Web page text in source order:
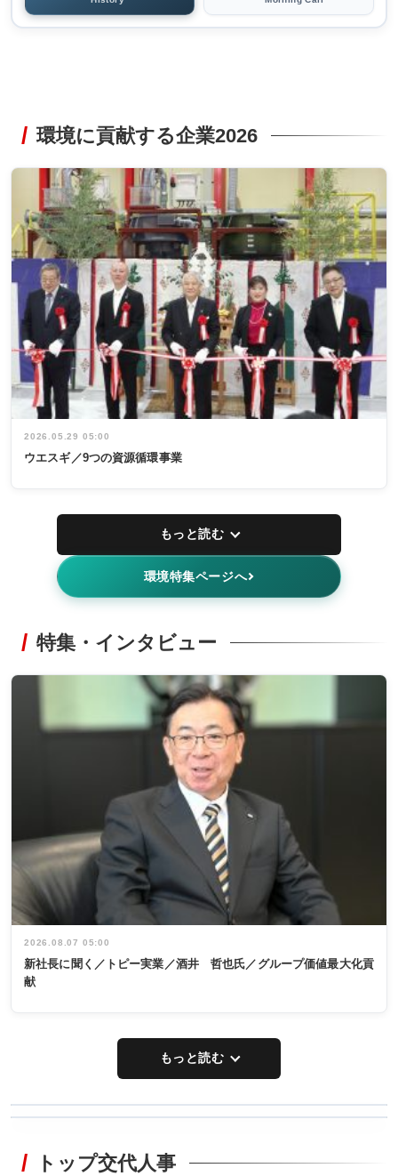
環境に貢献する企業2026
2026.05.29 05:00
ウエスギ／9つの資源循環事業
もっと読む
環境特集ページへ
特集・インタビュー
2026.08.07 05:00
新社長に聞く／トピー実業／酒井 哲也氏／グループ価値最大化貢
献
もっと読む
非鉄業界で
タックトレー
トップ交代人事